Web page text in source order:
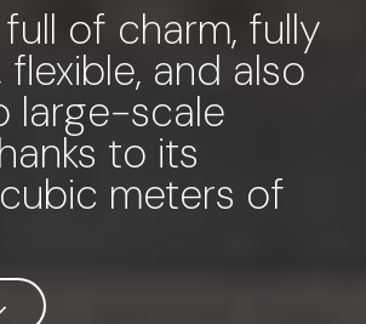
of charm, fully
flexible, and also
large-scale
to its
meters of